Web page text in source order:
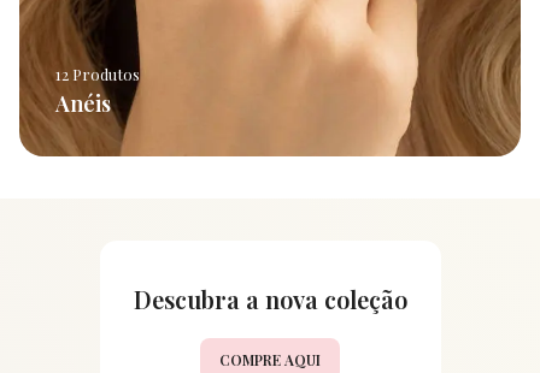
12 Produtos
Anéis
Descubra a nova coleção
COMPRE AQUI